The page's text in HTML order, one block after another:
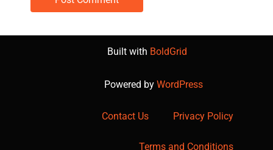
Built with BoldGrid
Powered by WordPress
Contact Us Privacy Policy
Terms and Conditions